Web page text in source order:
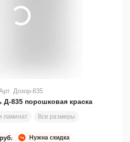
Д-835 порошковая краска
ламинат Все размеры
Дозор-835
Нужна скидка